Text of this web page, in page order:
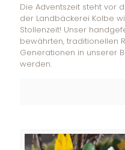
Die Adventszeit steht vor
der Landbäckerei Kolbe
Stollenzeit! Unser
bewährten, traditionellen
Generationen in unserer
werden.